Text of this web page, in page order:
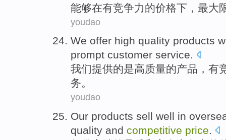
能够在有竞争力的价格下， 最大
youdao
We offer high quality products
prompt customer service.
我们提供的是高质量的产品 ， 有
务。
youdao
Our products sell well in
quality and competitive price.